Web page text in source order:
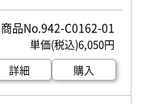
942-C0162-01
6,050円
詳細
購入